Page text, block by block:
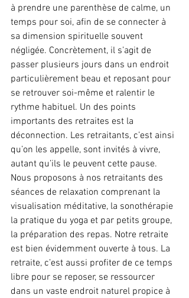
à prendre une parenthèse de calme, un
temps pour soi, afin de se connecter à
sa dimension spirituelle souvent
négligée. Concrètement, il s’agit de
passer plusieurs jours dans un endroit
particulièrement beau et reposant pour
se retrouver soi-même et ralentir le
rythme habituel. Un des points
importants des retraites est la
déconnection. Les retraitants, c’est ainsi
qu’on les appelle, sont invités à vivre,
autant qu’ils le peuvent cette pause.
Nous proposons à nos retraitants des
séances de relaxation comprenant la
visualisation méditative, la sonothérapie
la pratique du yoga et par petits groupe,
la préparation des repas. Notre retraite
est bien évidemment ouverte à tous. La
retraite, c’est aussi profiter de ce temps
libre pour se reposer, se ressourcer
dans un vaste endroit naturel propice à